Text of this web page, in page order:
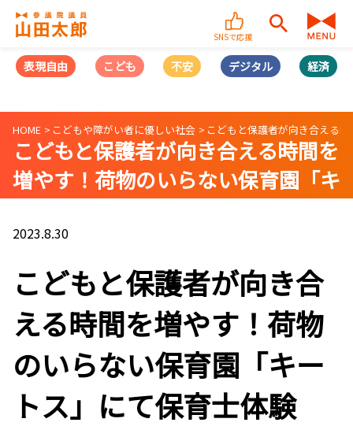
SNSで応援
表現自由 こども 不安 デジタル 経済
HOME こどもや障がい者に優しい社会 こどもと保護者が向き合える
こどもと保護者が向き合える時間を
増やす！荷物のいらない保育園「キ
ートス」にて保育士体験
2023.8.30
こどもと保護者が向き合
える時間を増やす！荷物
のいらない保育園「キー
トス」にて保育士体験